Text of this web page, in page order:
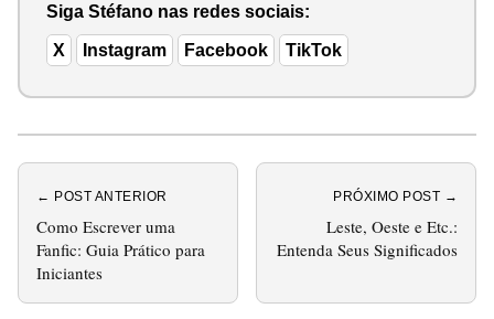
Siga Stéfano nas redes sociais:
X Instagram Facebook TikTok
← POST ANTERIOR
Como Escrever uma
Fanfic: Guia Prático para
Iniciantes
PRÓXIMO POST →
Leste, Oeste e Etc.:
Entenda Seus Significados